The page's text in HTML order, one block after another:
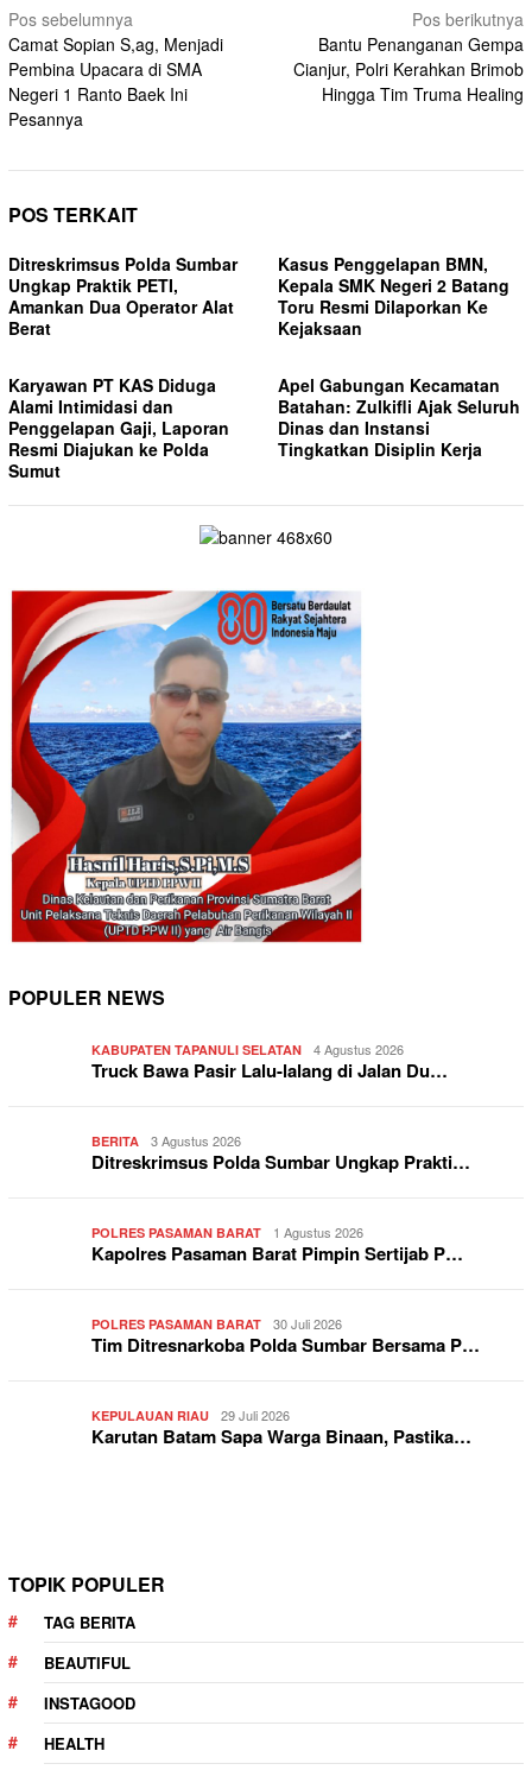
Navigasi
pos
Pos sebelumnya
Camat Sopian S,ag, Menjadi
Pembina Upacara di SMA
Negeri 1 Ranto Baek Ini
Pesannya
Pos berikutnya
Bantu Penanganan Gempa
Cianjur, Polri Kerahkan Brimob
Hingga Tim Truma Healing
POS TERKAIT
Ditreskrimsus Polda Sumbar
Ungkap Praktik PETI,
Amankan Dua Operator Alat
Berat
Kasus Penggelapan BMN,
Kepala SMK Negeri 2 Batang
Toru Resmi Dilaporkan Ke
Kejaksaan
Karyawan PT KAS Diduga
Alami Intimidasi dan
Penggelapan Gaji, Laporan
Resmi Diajukan ke Polda
Sumut
Apel Gabungan Kecamatan
Batahan: Zulkifli Ajak Seluruh
Dinas dan Instansi
Tingkatkan Disiplin Kerja
POPULER NEWS
KABUPATEN TAPANULI SELATAN 4 Agustus 2026
Truck Bawa Pasir Lalu-lalang di Jalan Du…
BERITA 3 Agustus 2026
Ditreskrimsus Polda Sumbar Ungkap Prakti…
POLRES PASAMAN BARAT 1 Agustus 2026
Kapolres Pasaman Barat Pimpin Sertijab P…
POLRES PASAMAN BARAT 30 Juli 2026
Tim Ditresnarkoba Polda Sumbar Bersama P…
KEPULAUAN RIAU 29 Juli 2026
Karutan Batam Sapa Warga Binaan, Pastika…
TOPIK POPULER
TAG BERITA
BEAUTIFUL
INSTAGOOD
HEALTH